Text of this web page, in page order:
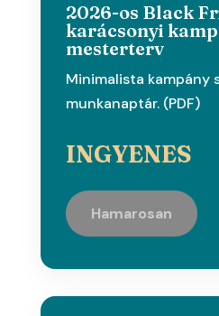
2026-os Black
karácsonyi
mesterterv
Minimalista kampány
munkanaptár. (PDF)
INGYENES
Hamarosan